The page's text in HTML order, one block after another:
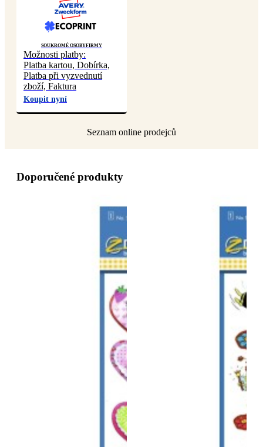
Soukromé osobyFirmy
Možnosti platby:
Platba kartou, Dobírka,
Platba při vyzvednutí
zboží, Faktura
Koupit nyní
Doporučené produkty